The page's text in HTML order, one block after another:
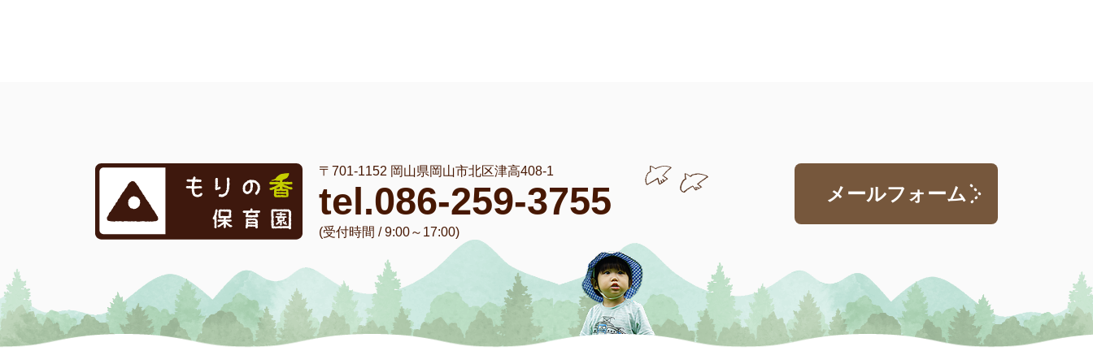
〒701-1152 岡山県岡山市北区津高408-1
tel.086-259-3755
(受付時間 / 9:00～17:00)
メールフォーム